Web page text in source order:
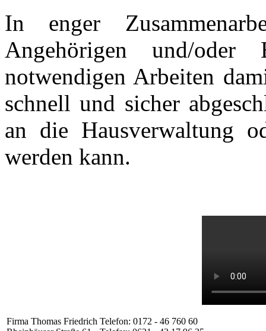
In enger
Angehörigen und/
notwendigen Arbeiten
schnell und sicher
an die Hausverwaltung
werden kann.
Firma Thomas Friedrich Telefon: 0172 - 46 760 60